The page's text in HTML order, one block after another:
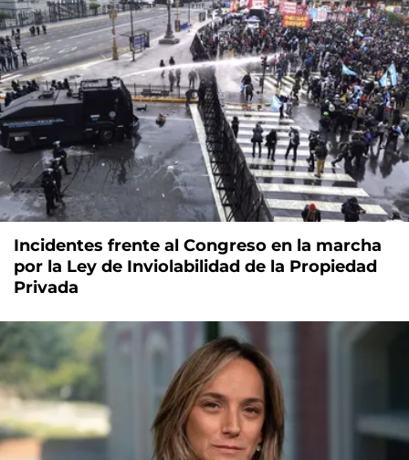
Incidentes frente al Congreso en la marcha
por la Ley de Inviolabilidad de la Propiedad
Privada